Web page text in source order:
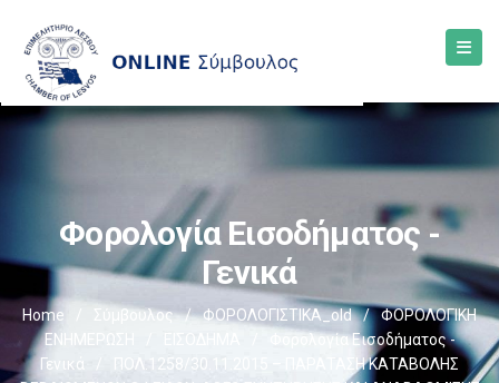
Φορολογία Εισοδήματος -
Γενικά
Home Σύμβουλος / ΦΟΡΟΛΟΓΙΣΤΙΚΑ_old /
ΦΟΡΟΛΟΓΙΚΗ
ΕΝΗΜΕΡΩΣΗ
Φορολογία Εισοδήματος -
Γενικά
ΠΟΛ.1258/30.11.2015 – ΠΑΡΑΤΑΣΗ ΚΑΤΑΒΟΛΗΣ